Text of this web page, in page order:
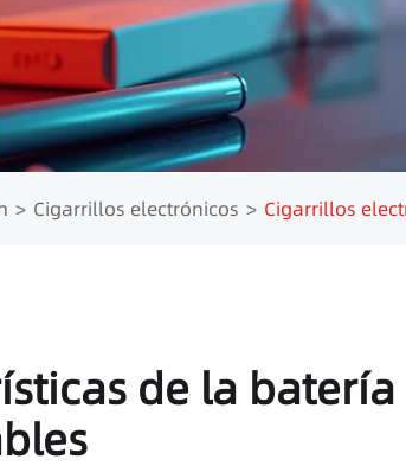
Cigarrillos electrónicos Cigarrillos
de la